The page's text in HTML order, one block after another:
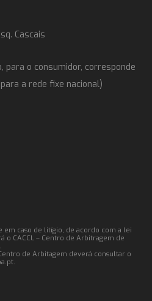
Cascais
para o consumidor, corresponde
a rede fixe nacional)
em caso de litígio, de acordo com a lei
o CACCL – Centro de Arbitragem de
de Arbitagem deverá consultar o
.